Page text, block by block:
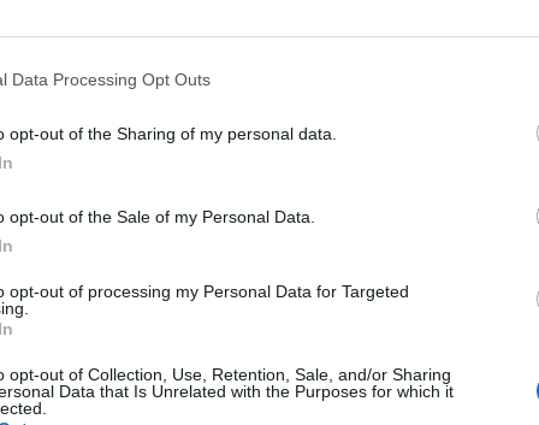
Data Processing Opt Outs
opt-out of the Sharing of my personal data.
opt-out of the Sale of my Personal Data.
opt-out of processing my Personal Data for Targeted
opt-out of Collection, Use, Retention, Sale, and/or Sharing
Data that Is Unrelated with the Purposes for which it
φαινόμενο που συμβαίνει
καθώς και δημοσίευμα σε έγγραφο της
του ΥΠΑΑΤ, προκύπτει ότι στην Άγκυρα και
σουπερ μάρκετ μαύρες ελιές χύμα με την
οι ελιές αυτές με αναφορά οτι
χρήση του ονόματος της επιτραπέζιας ελιάς
να ηθικοποιηθεί σταδιακά η τουρκική
νομικά μέτρα σε συνεργασία με την ΕΑΣ
η καταστρατήγηση του ονόματος στην